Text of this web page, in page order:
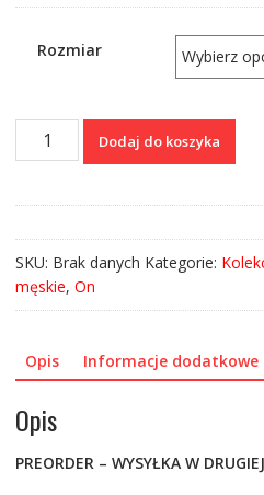
Rozmiar
Koszulka
"Orzeł
Dodaj do koszyka
SKU: Brak danych Kategorie:
męskie, On
Opis Informacje dodatkowe
Opis
PREORDER – WYSYŁKA W